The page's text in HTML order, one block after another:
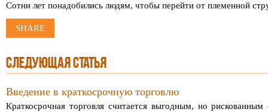
Сотни лет понадобились людям, чтобы перейти от племенной
SHARE
СЛЕДУЮЩАЯ СТАТЬЯ
Введение в краткосрочную торговлю
Краткосрочная торговля считается выгодным, но